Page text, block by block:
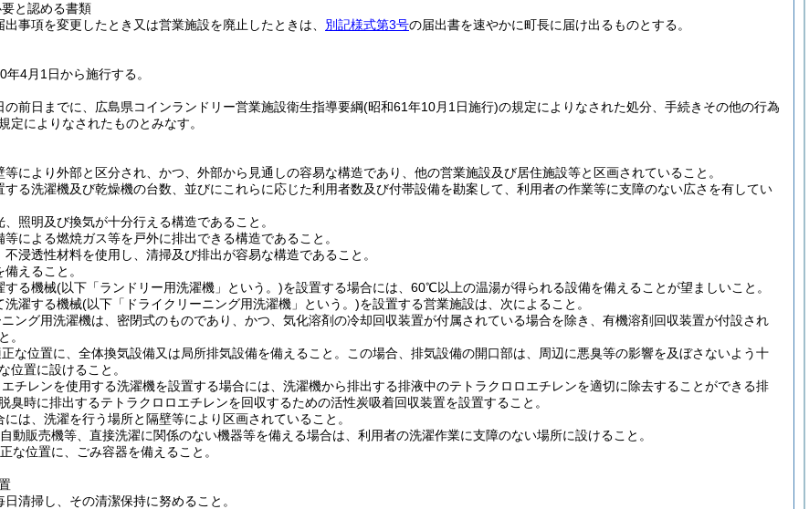
と認める書類
出事項を変更したとき又は営業施設を廃止したときは、 別記様式第3号の届出書を速やかに町長に届け出るものとする。
年4月1日から施行する。
の前日までに、広島県コインランドリー営業施設衛生指導要綱(昭和61年10月1日施行)の規定によりなされた処分、手続きその他の行為
定によりなされたものとみなす。
により外部と区分され、かつ、外部から見通しの容易な構造であり、他の営業施設及び居住施設等と区画されていること。
る洗濯機及び乾燥機の台数、並びにこれらに応じた利用者数及び付帯設備を勘案して、利用者の作業等に支障のない広さを有してい
照明及び換気が十分行える構造であること。
による燃焼ガス等を戸外に排出できる構造であること。
浸透性材料を使用し、清掃及び排出が容易な構造であること。
えること。
る機械(以下「ランドリー用洗濯機」という。)を設置する場合には、60℃以上の温湯が得られる設備を備えることが望ましいこと。
濯する機械(以下「ドライクリーニング用洗濯機」という。)を設置する営業施設は、次によること。
ング用洗濯機は、密閉式のものであり、かつ、気化溶剤の冷却回収装置が付属されている場合を除き、有機溶剤回収装置が付設され
。
な位置に、全体換気設備又は局所排気設備を備えること。この場合、排気設備の開口部は、周辺に悪臭等の影響を及ぼさないよう十
位置に設けること。
チレンを使用する洗濯機を設置する場合には、洗濯機から排出する排液中のテトラクロロエチレンを適切に除去することができる排
臭時に排出するテトラクロロエチレンを回収するための活性炭吸着回収装置を設置すること。
は、洗濯を行う場所と隔壁等により区画されていること。
販売機等、直接洗濯に関係のない機器等を備える場合は、利用者の洗濯作業に支障のない場所に設けること。
位置に、ごみ容器を備えること。
清掃し、その清潔保持に努めること。